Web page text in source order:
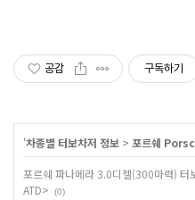
공감 구독하기
'차종별 터보차저 정보 > 포르쉐
포르쉐 파나메라 3.0디젤(300마력)
ATD>
(0)